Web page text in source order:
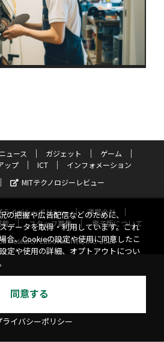
ニュース ガジェット
ゲーム
ップ ICT
インフォメーション
MITテクノロジーレビュー
ライバシーポリシー
運営会社
スタッフ募集
電子版について
Research Laboratories, Inc. 2026
の把握や広告配信などのために、
データを取得・利用しています。これ
合、Cookieの設定や使用に同意したこ
定や使用の詳細、オプトアウトについ
同意する
ライバシーポリシー